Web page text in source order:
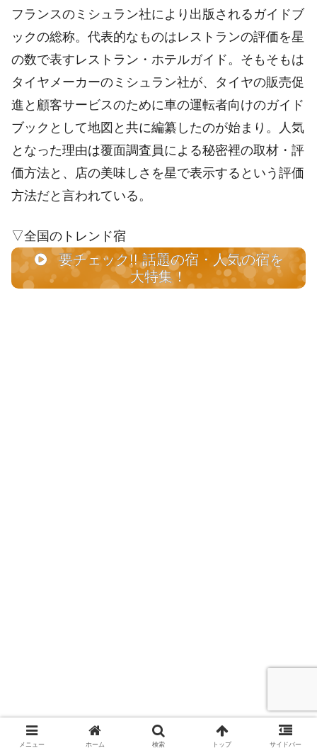
フランスのミシュラン社により出版されるガイドブ
ックの総称。代表的なものはレストランの評価を星
の数で表すレストラン・ホテルガイド。そもそもは
タイヤメーカーのミシュラン社が、タイヤの販売促
進と顧客サービスのために車の運転者向けのガイド
ブックとして地図と共に編纂したのが始まり。人気
となった理由は覆面調査員による秘密裡の取材・評
価方法と、店の美味しさを星で表示するという評価
方法だと言われている。
▽全国のトレンド宿
要チェック!! 話題の宿・人気の宿を
大特集！
メニュー ホーム 検索 トップ サイドバー